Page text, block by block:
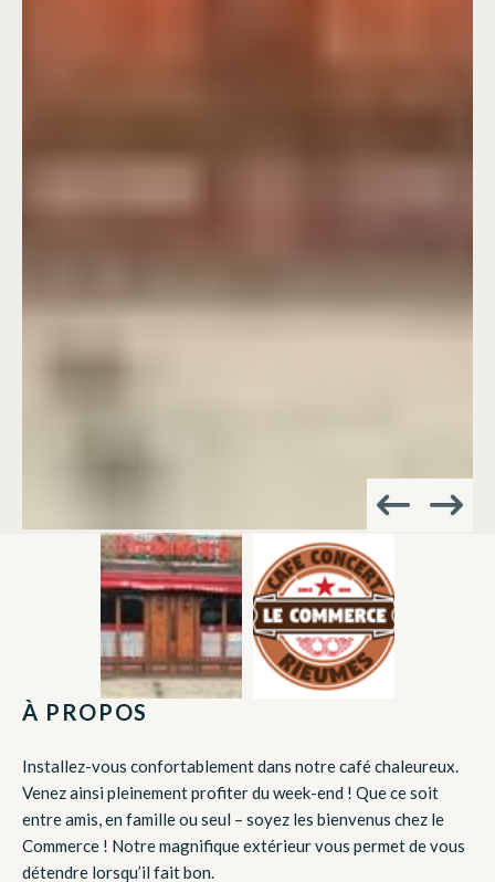
À PROPOS
Installez-vous confortablement dans notre café chaleureux.
Venez ainsi pleinement profiter du week-end ! Que ce soit
entre amis, en famille ou seul – soyez les bienvenus chez le
Commerce ! Notre magnifique extérieur vous permet de vous
détendre lorsqu’il fait bon.